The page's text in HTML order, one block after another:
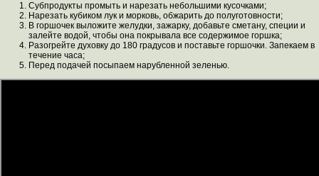
Субпродукты промыть и нарезать небольшими кусочками;
Нарезать кубиком лук и морковь, обжарить до полуготовности;
В горшочек выложите желудки, зажарку, добавьте сметану, специи и
залейте водой, чтобы она покрывала все содержимое горшка;
Разогрейте духовку до 180 градусов и поставьте горшочки. Запекаем в
течение часа;
Перед подачей посыпаем нарубленной зеленью.